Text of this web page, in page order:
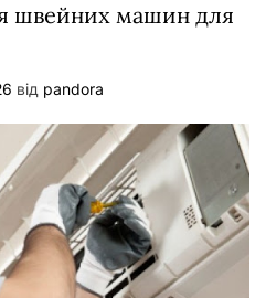
швейних машин для
від pandora